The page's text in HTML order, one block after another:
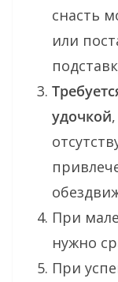
снасть
или
удочкой
При
нужно
При